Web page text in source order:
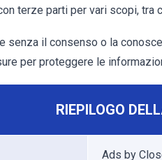
terze parti per vari scopi, tra
senza il consenso o la
per proteggere le
RIEPILOGO
Ads by